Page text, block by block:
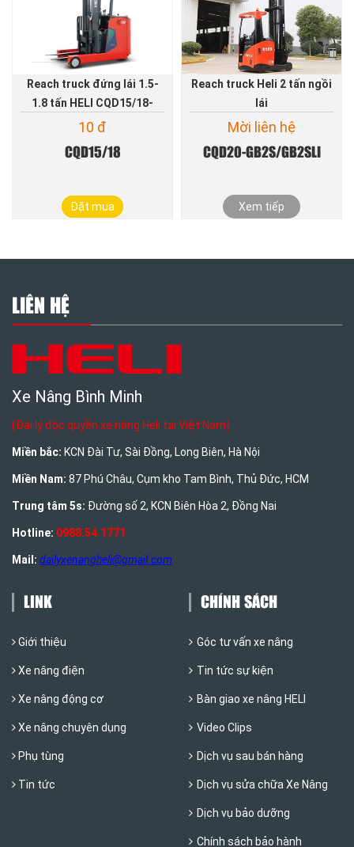
Reach truck đứng lái 1.5-
1.8 tấn HELI CQD15/18-
A2RQLIQ2-M
10 đ
CQD15/18
Đặt mua
Reach truck Heli 2 tấn ngồi
lái
Mời liên hệ
CQD20-GB2S/GB2SLI
Xem tiếp
LIÊN HỆ
Xe Nâng Bình Minh
(Đại lý độc quyền xe nâng Heli tại Việt Nam)
Miền bắc: KCN Đài Tư, Sài Đồng, Long Biên, Hà Nội
Miền Nam: 87 Phú Châu, Cụm kho Tam Bình, Thủ Đức, HCM
Trung tâm 5s: Đường số 2, KCN Biên Hòa 2, Đồng Nai
Hotline: 0988.54.1771
Mail: dailyxenangheli@gmail.com
LINK
Giới thiệu
Xe nâng điện
Xe nâng động cơ
Xe nâng chuyên dụng
Phụ tùng
Tin tức
CHÍNH SÁCH
Góc tư vấn xe nâng
Tin tức sự kiện
Bàn giao xe nâng HELI
Video Clips
Dịch vụ sau bán hàng
Dịch vụ sửa chữa Xe Nâng
Dịch vụ bảo dưỡng
Chính sách bảo hành